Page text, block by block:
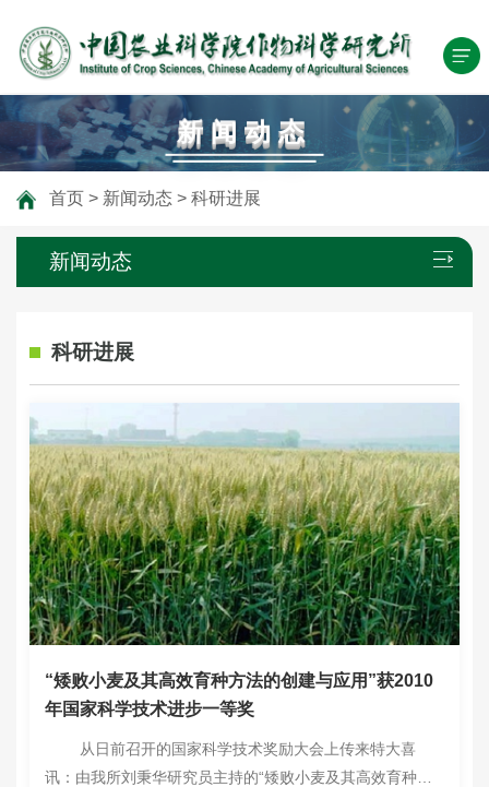
新闻动态
首页 > 新闻动态 > 科研进展
新闻动态
科研进展
“矮败小麦及其高效育种方法的创建与应用”获2010
年国家科学技术进步一等奖
从日前召开的国家科学技术奖励大会上传来特大喜
讯：由我所刘秉华研究员主持的“矮败小麦及其高效育种方